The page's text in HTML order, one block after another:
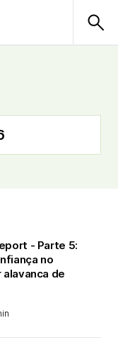
- Parte 5:
no
alavanca de